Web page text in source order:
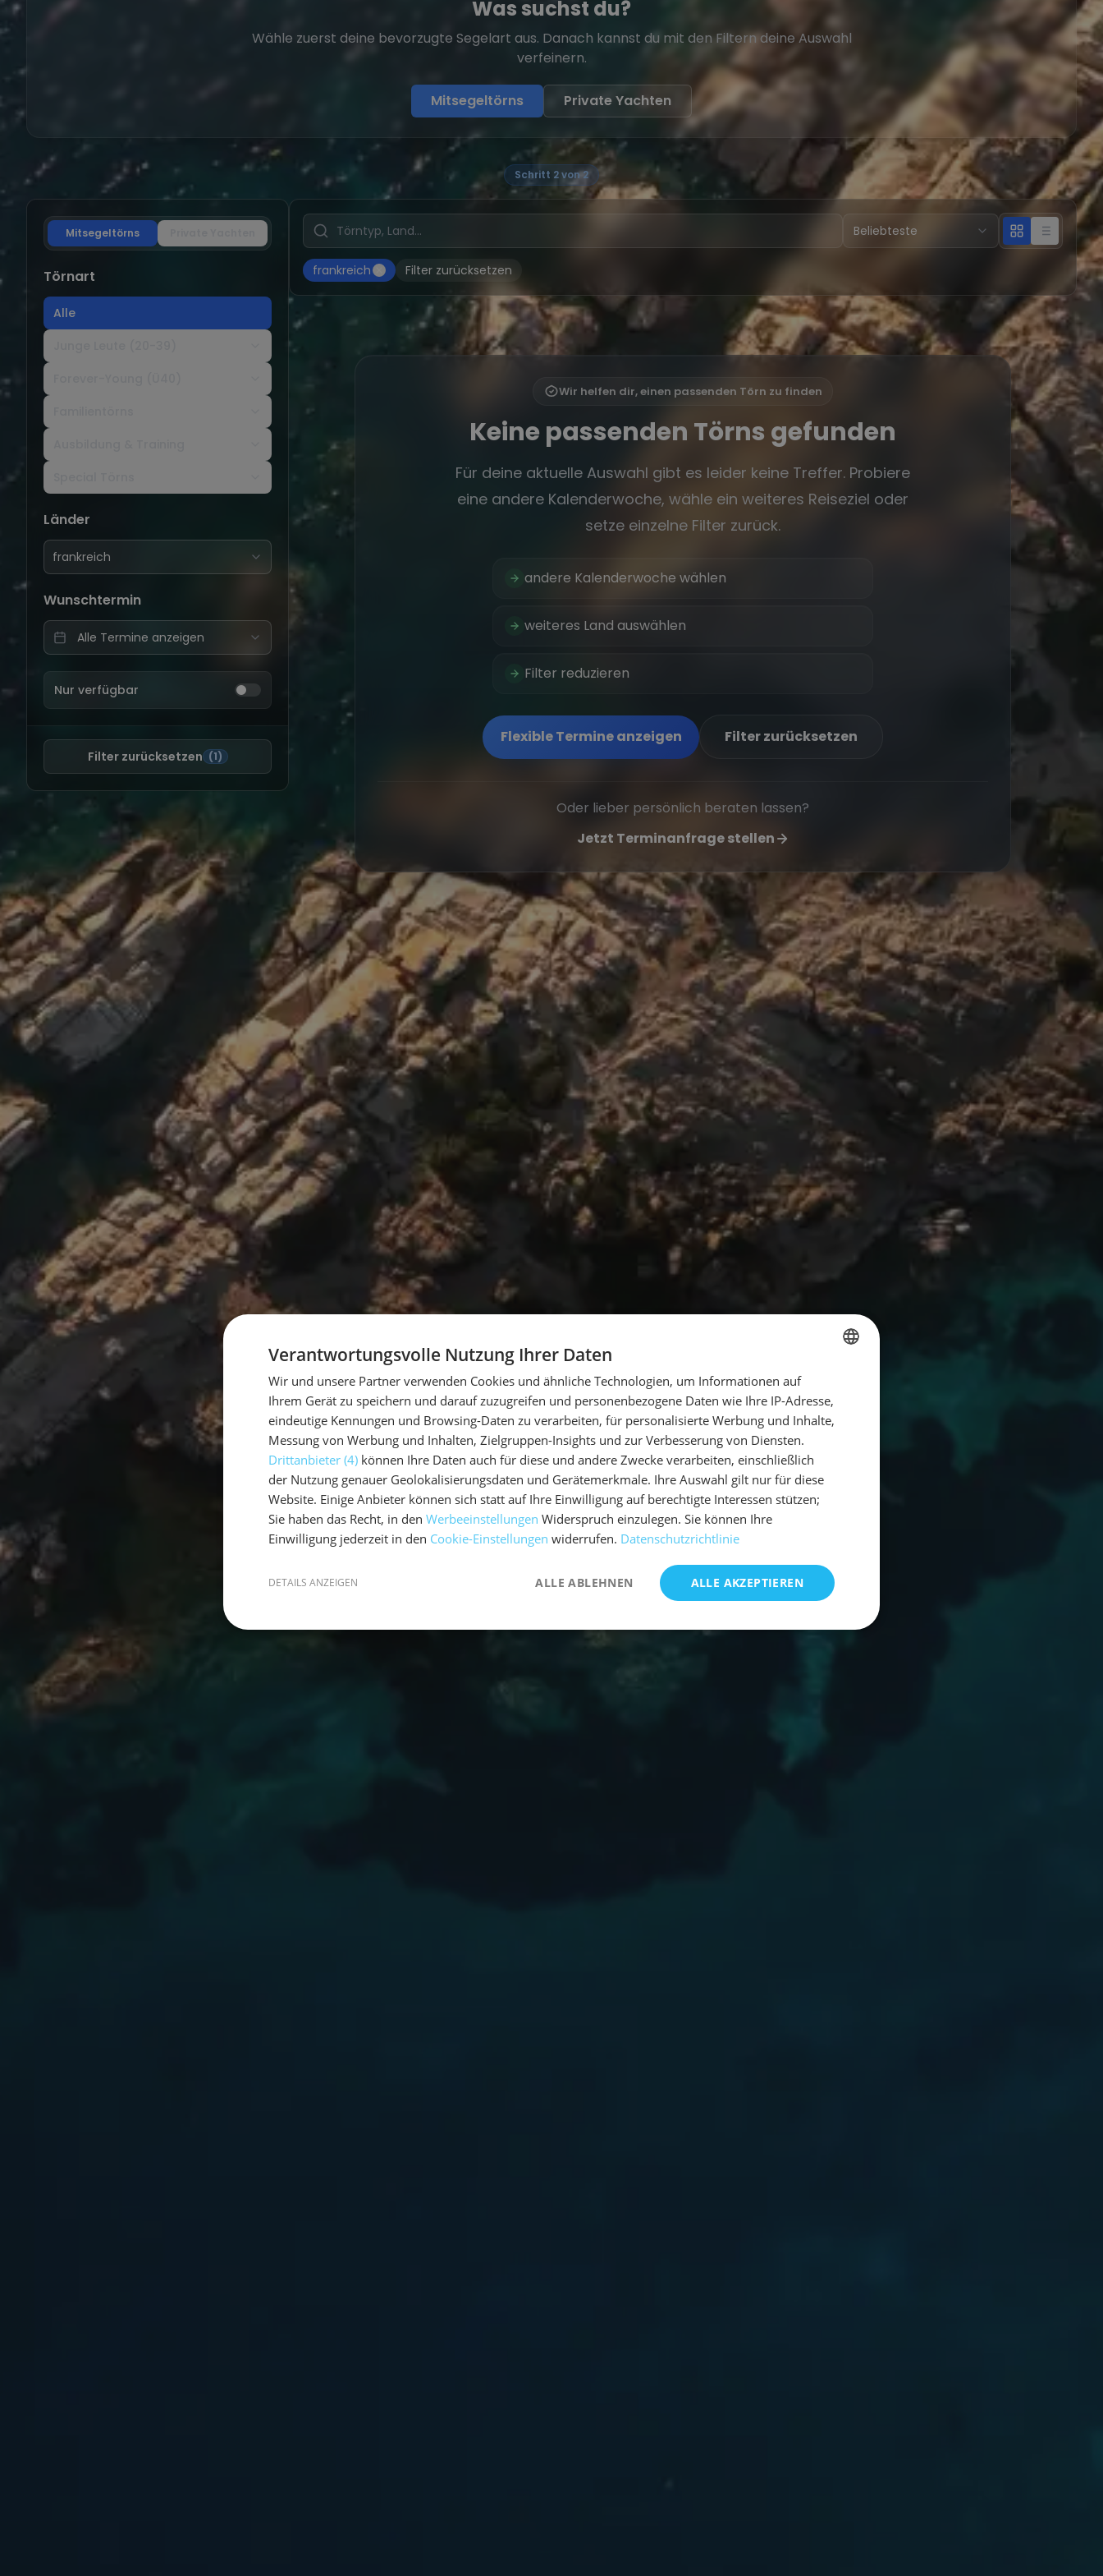
Was suchst du?
Wähle zuerst deine bevorzugte Segelart aus. Danach kannst du mit den Filtern deine Auswahl
verfeinern.
Mitsegeltörns Private Yachten
Schritt 2 von 2
Mitsegeltörns
Törnart
Alle
Länder
frankreich
Wunschtermin
Nur verfügbar
Filter zurücksetzen (1)
frankreich Filter zurücksetzen
Wir helfen dir, einen passenden Törn zu finden
Keine passenden Törns gefunden
Für deine aktuelle Auswahl gibt es leider keine Treffer. Probiere
eine andere Kalenderwoche, wähle ein weiteres Reiseziel oder
setze einzelne Filter zurück.
andere Kalenderwoche wählen
weiteres Land auswählen
Filter reduzieren
Flexible Termine anzeigen Filter zurücksetzen
Oder lieber persönlich beraten lassen?
Jetzt Terminanfrage stellen
GERMAN
Verantwortungsvolle Nutzung Ihrer Daten
Wir und unsere Partner verwenden Cookies und ähnliche Technologien, um Informationen auf
Ihrem Gerät zu speichern und darauf zuzugreifen und personenbezogene Daten wie Ihre IP-Adresse,
eindeutige Kennungen und Browsing-Daten zu verarbeiten, für personalisierte Werbung und Inhalte,
Messung von Werbung und Inhalten, Zielgruppen-Insights und zur Verbesserung von Diensten.
Drittanbieter (4) können Ihre Daten auch für diese und andere Zwecke verarbeiten, einschließlich
der Nutzung genauer Geolokalisierungsdaten und Gerätemerkmale. Ihre Auswahl gilt nur für diese
Website. Einige Anbieter können sich statt auf Ihre Einwilligung auf berechtigte Interessen stützen;
Sie haben das Recht, in den Werbeeinstellungen Widerspruch einzulegen. Sie können Ihre
Einwilligung jederzeit in den Cookie-Einstellungen widerrufen. Datenschutzrichtlinie
ALLE AKZEPTIEREN
ALLE ABLEHNEN
DETAILS ANZEIGEN